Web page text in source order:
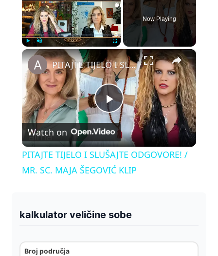
Play Unmute Fullscreen
Now Playing
×
P
l
a
PITAJTE TIJELO I SLUŠAJTE ODGOVORE! / MR. SC. MAJA ŠEGOVIĆ KLIP
Watch on
PITAJTE TIJELO I SLUŠAJTE ODGOVORE! /
MR. SC. MAJA ŠEGOVIĆ KLIP
kalkulator veličine sobe
Broj područja